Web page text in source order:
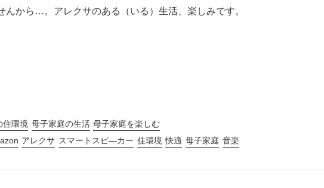
んから…。アレクサのある（いる）生活、楽しみです。
住環境 母子家庭の生活 母子家庭を楽しむ
アレクサ スマートスピ―カー 住環境 快適 母子家庭 音楽